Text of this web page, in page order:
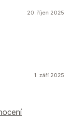
20. říjen 2025
1. září 2025